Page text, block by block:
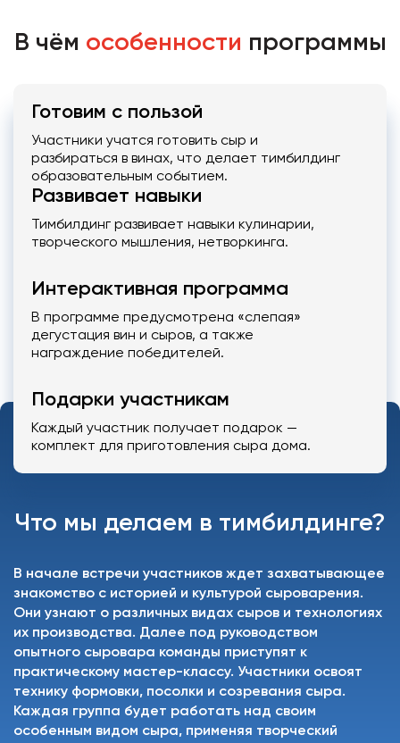
В чём особенности программы
Готовим с пользой
Участники учатся готовить сыр и
разбираться в винах, что делает тимбилдинг
образовательным событием.
Развивает навыки
Тимбилдинг развивает навыки кулинарии,
творческого мышления, нетворкинга.
Интерактивная программа
В программе предусмотрена «слепая»
дегустация вин и сыров, а также
награждение победителей.
Подарки участникам
Каждый участник получает подарок —
комплект для приготовления сыра дома.
Что мы делаем в тимбилдинге?
В начале встречи участников ждет захватывающее
знакомство с историей и культурой сыроварения.
Они узнают о различных видах сыров и технологиях
их производства. Далее под руководством
опытного сыровара команды приступят к
практическому мастер-классу. Участники освоят
технику формовки, посолки и созревания сыра.
Каждая группа будет работать над своим
особенным видом сыра, применяя творческий